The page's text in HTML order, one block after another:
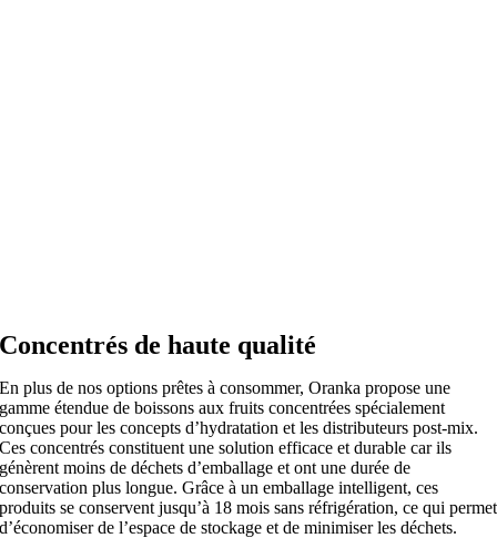
Concentrés de haute qualité
En plus de nos options prêtes à consommer, Oranka propose une
gamme étendue de boissons aux fruits concentrées spécialement
conçues pour les concepts d’hydratation et les distributeurs post-mix.
Ces concentrés constituent une solution efficace et durable car ils
génèrent moins de déchets d’emballage et ont une durée de
conservation plus longue. Grâce à un emballage intelligent, ces
produits se conservent jusqu’à 18 mois sans réfrigération, ce qui permet
d’économiser de l’espace de stockage et de minimiser les déchets.